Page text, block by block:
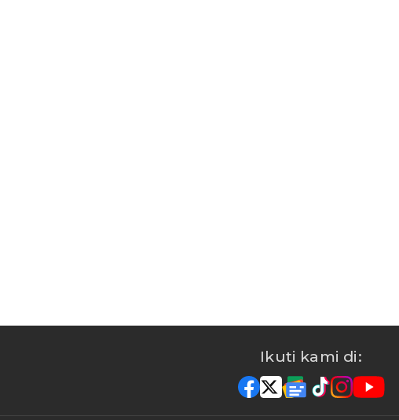
Ikuti kami di: